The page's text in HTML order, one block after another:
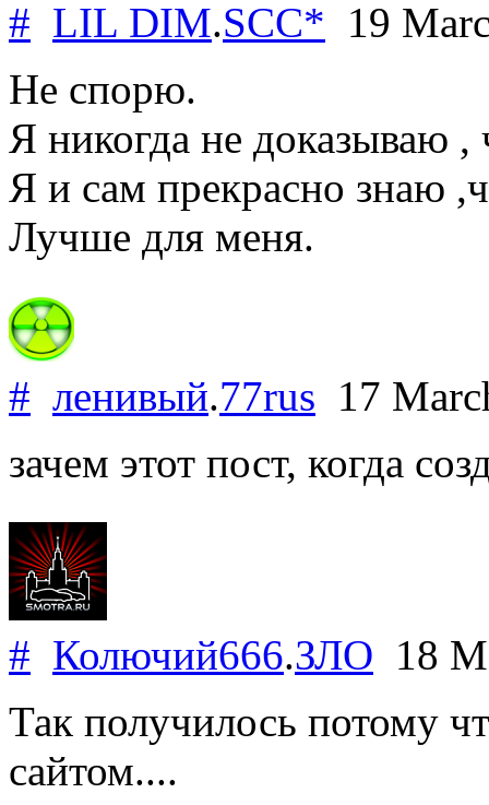
# LIL DIM.SCC* 19
Не спорю.
Я никогда не доказываю ,
Я и сам прекрасно знаю
Лучше для меня.
# ленивый.77rus 17
зачем этот пост, когда
# Колючий666.ЗЛО 18
Так получилось потому
сайтом....